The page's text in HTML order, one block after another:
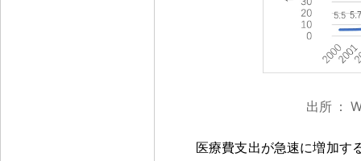
出所 ：
医療費支出が急速に増加す